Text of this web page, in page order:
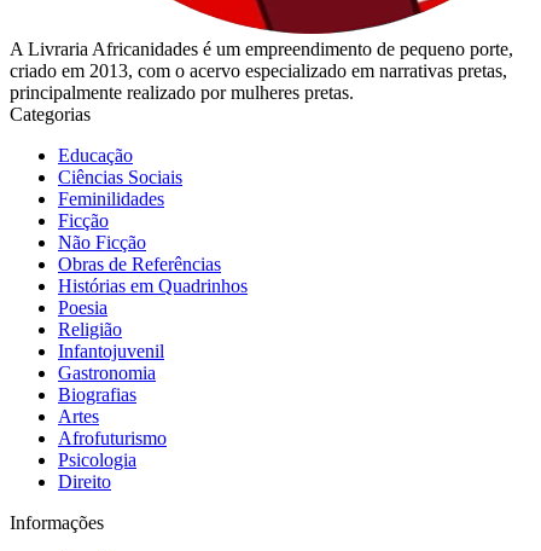
A Livraria Africanidades é um empreendimento de pequeno porte,
criado em 2013, com o acervo especializado em narrativas pretas,
principalmente realizado por mulheres pretas.
Categorias
Educação
Ciências Sociais
Feminilidades
Ficção
Não Ficção
Obras de Referências
Histórias em Quadrinhos
Poesia
Religião
Infantojuvenil
Gastronomia
Biografias
Artes
Afrofuturismo
Psicologia
Direito
Informações